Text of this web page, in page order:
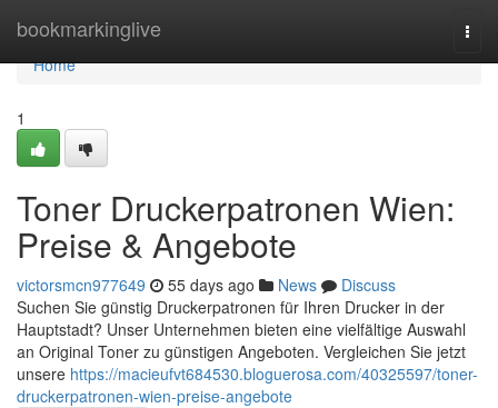
bookmarkinglive
Home
Home
1
Toner Druckerpatronen Wien:
Preise & Angebote
victorsmcn977649 55 days ago News
Discuss
Suchen Sie günstig Druckerpatronen für Ihren Drucker in der
Hauptstadt? Unser Unternehmen bieten eine vielfältige Auswahl
an Original Toner zu günstigen Angeboten. Vergleichen Sie jetzt
unsere https://macieufvt684530.bloguerosa.com/40325597/toner-
druckerpatronen-wien-preise-angebote